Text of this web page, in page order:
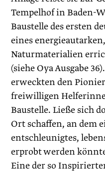
Tempelhof in Baden-
Baustelle des ersten
eines
Naturmaterialien
(siehe Oya Ausgabe
erweckten den
freiwilligen
Baustelle. Ließe sich
Ort schaffen, an dem
entschleunigtes,
erprobt werden
Eine der so